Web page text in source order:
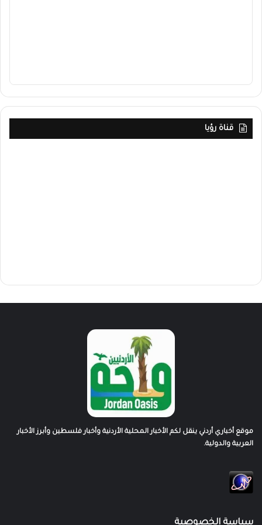
قناة رؤيا
موقع أخباري أردني ينقل لكم الأخبار المحلية الأردنية وأخبار فلسطين وأبرز الأخبار
العربية والدولية.
سياسة الخصوصية